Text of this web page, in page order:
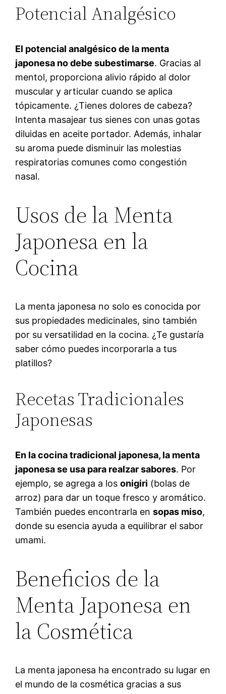
Potencial Analgésico
El potencial analgésico de la menta
japonesa no debe subestimarse. Gracias al
mentol, proporciona alivio rápido al dolor
muscular y articular cuando se aplica
tópicamente. ¿Tienes dolores de cabeza?
Intenta masajear tus sienes con unas gotas
diluidas en aceite portador. Además, inhalar
su aroma puede disminuir las molestias
respiratorias comunes como congestión
nasal.
Usos de la Menta
Japonesa en la
Cocina
La menta japonesa no solo es conocida por
sus propiedades medicinales, sino también
por su versatilidad en la cocina. ¿Te gustaría
saber cómo puedes incorporarla a tus
platillos?
Recetas Tradicionales
Japonesas
En la cocina tradicional japonesa, la menta
japonesa se usa para realzar sabores. Por
ejemplo, se agrega a losonigiri (bolas de
arroz) para dar un toque fresco y aromático.
También puedes encontrarla ensopas miso,
donde su esencia ayuda a equilibrar el sabor
umami.
Beneficios de la
Menta Japonesa en
la Cosmética
La menta japonesa ha encontrado su lugar en
el mundo de la cosmética gracias a sus